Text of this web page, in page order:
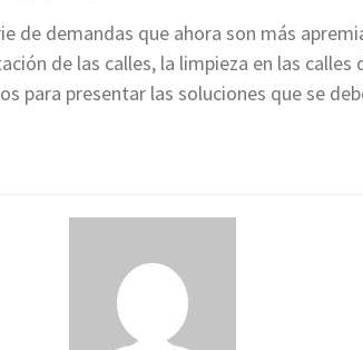
de demandas que ahora son más
de las calles, la limpieza en las calles
para presentar las soluciones que se